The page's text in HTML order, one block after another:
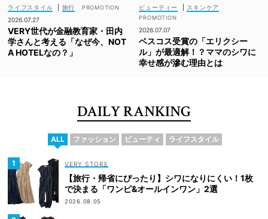
ライフスタイル
旅行
2026.07.27
VERY世代が金融教育家・田内
学さんと考える「なぜ今、NOT
A HOTELなの？」
ビューティー スキンケア
2026.07.07
ベスコス受賞の「エリクシー
ル」が最適解！？ママのシワに
幸せ感が滲む理由とは
DAILY RANKING
ALL ファッション ビューティ ライフスタイル
VERY STORE
【旅行・帰省にぴったり】シワになりにくい！1枚
で決まる「ワンピ&オールインワン」2選
2026.08.05